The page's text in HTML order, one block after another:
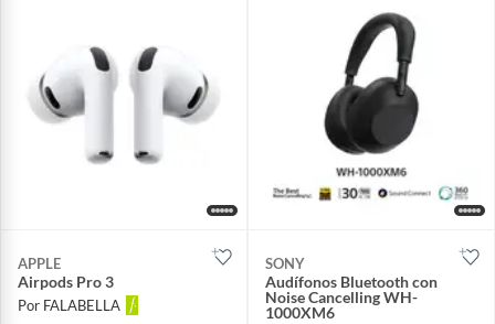
APPLE
Airpods Pro 3
Por FALABELLA
SONY
Audífonos Bluetooth con
Noise Cancelling WH-
1000XM6